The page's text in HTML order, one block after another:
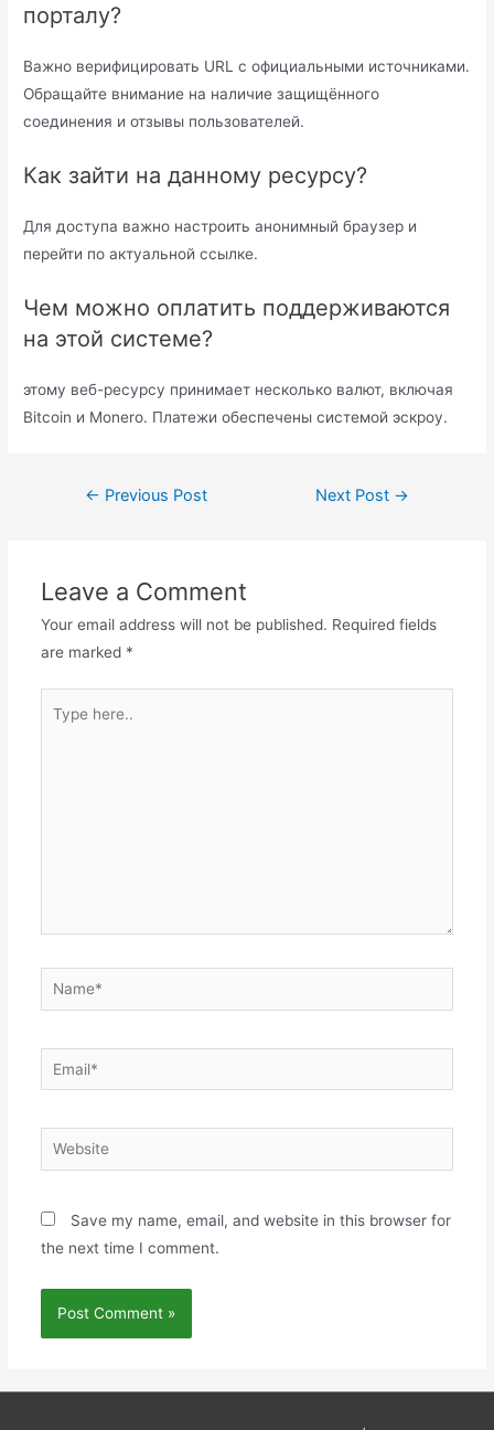
порталу?
Важно верифицировать URL с официальными источниками.
Обращайте внимание на наличие защищённого
соединения и отзывы пользователей.
Как зайти на данному ресурсу?
Для доступа важно настроить анонимный браузер и
перейти по актуальной ссылке.
Чем можно оплатить поддерживаются
на этой системе?
этому веб-ресурсу принимает несколько валют, включая
Bitcoin и Monero. Платежи обеспечены системой эскроу.
Post← Previous Post Next Post →
Leave a Comment
Your email address will not be published. Required fields
are marked *
here..
Name*
Email*
Website
Save my name, email, and website in this browser for
the next time I comment.